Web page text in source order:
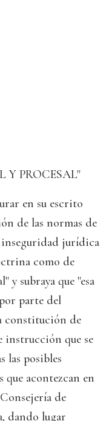
Y PROCESAL"
en su escrito
de las normas de
inseguridad jurídica
como de
y subraya que "esa
parte del
constitución de
instrucción que se
las posibles
acontezcan en
de
dando lugar